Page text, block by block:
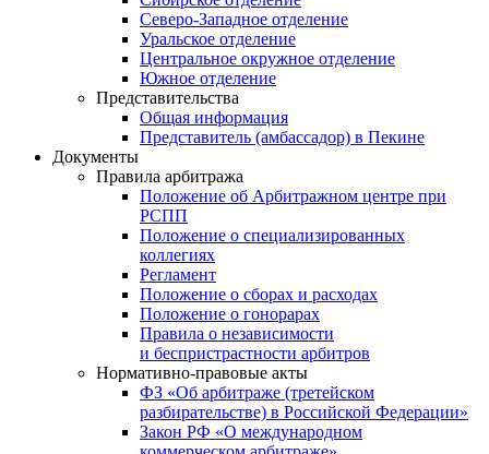
Северо-Западное отделение
Уральское отделение
Центральное окружное отделение
Южное отделение
Представительства
Общая информация
Представитель (амбассадор) в Пекине
Документы
Правила арбитража
Положение об Арбитражном центре при
РСПП
Положение о специализированных
коллегиях
Регламент
Положение о сборах и расходах
Положение о гонорарах
Правила о независимости
и беспристрастности арбитров
Нормативно-правовые акты
ФЗ «Об арбитраже (третейском
разбирательстве) в Российской Федерации»
Закон РФ «О международном